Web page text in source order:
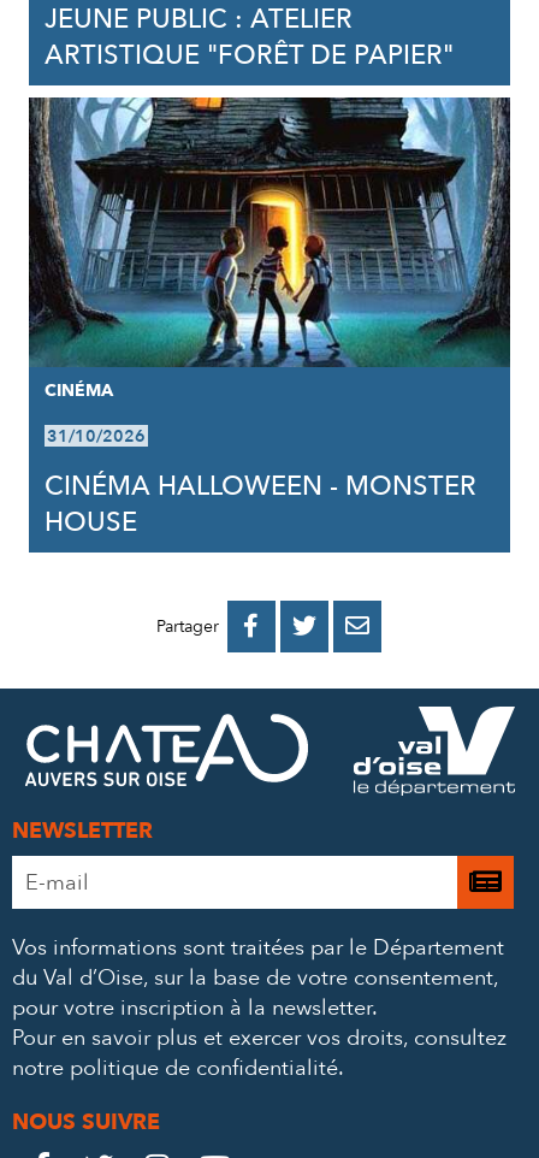
JEUNE PUBLIC : ATELIER
ARTISTIQUE "FORÊT DE PAPIER"
CINÉMA
31/10/2026
CINÉMA HALLOWEEN - MONSTER
HOUSE
Partager 
PARTAGER
FACEBOOK
PARTAGER
PARTAGER
MAIL
NEWSLETTER
Adresse
e-
*
Je
à
Vos informations sont traitées par le Département
du Val d’Oise, sur la base de votre consentement,
pour votre inscription à la newsletter.
Pour en savoir plus et exercer vos droits, consultez
notre politique de confidentialité.
NOUS SUIVRE